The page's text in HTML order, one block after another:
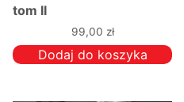
tom II
99,00 zł
Dodaj do koszyka